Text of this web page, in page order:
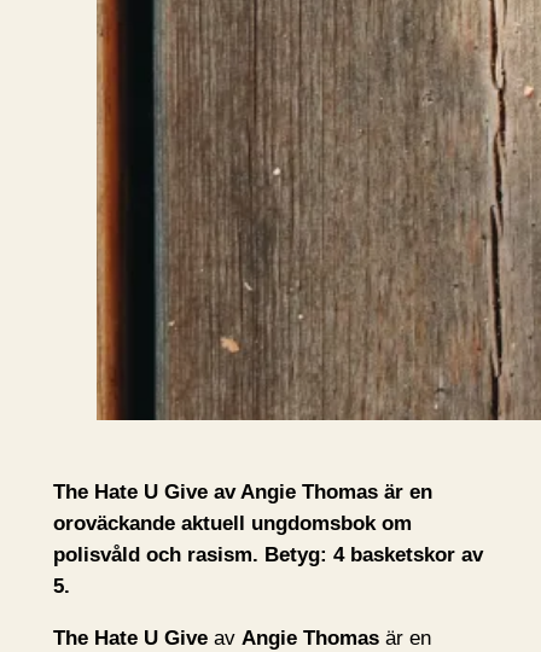
The Hate U Give av Angie Thomas är en
oroväckande aktuell ungdomsbok om
polisvåld och rasism. Betyg: 4 basketskor av
5.
The Hate U Giveav Angie Thomasär en